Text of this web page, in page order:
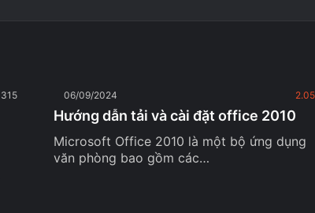
315 06/09/2024
Hướng dẫn tải và cài đặt office 2010
Microsoft Office 2010 là một bộ ứng dụng
văn phòng bao gồm các…